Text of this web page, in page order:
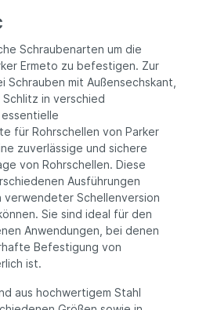
Schraubenarten um die
Ermeto zu befestigen. Zur
Schrauben mit Außensechskant,
in verschied
für Rohrschellen von Parker
zuverlässige und sichere
von Rohrschellen. Diese
Ausführungen
verwendeter Schellenversion
Sie sind ideal für den
Anwendungen, bei denen
Befestigung von
ist.
aus hochwertigem Stahl